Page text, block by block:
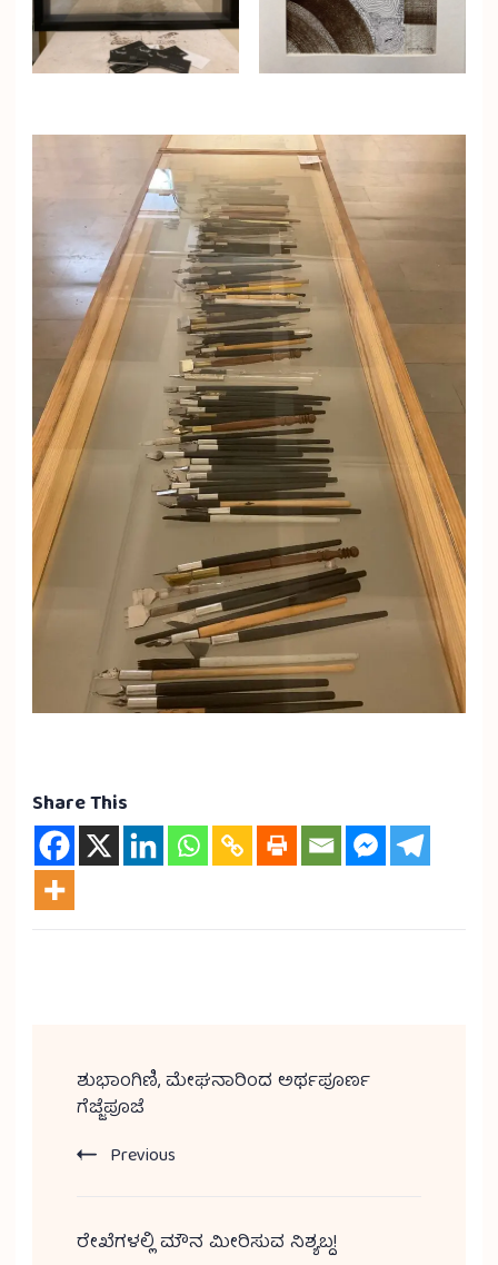
Share This
ಶುಭಾಂಗಿಣಿ, ಮೇಘನಾರಿಂದ ಅರ್ಥಪೂರ್ಣ
ಗೆಜ್ಜೆಪೂಜೆ
Previous
ರೇಖೆಗಳಲ್ಲಿ ಮೌನ ಮೀರಿಸುವ ನಿಶ್ಯಬ್ದ!